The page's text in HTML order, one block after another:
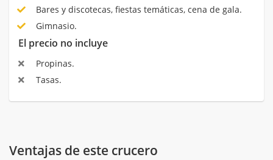
Bares y discotecas, fiestas temáticas, cena de gala.
Gimnasio.
El precio no incluye
Propinas.
Tasas.
Ventajas de este crucero